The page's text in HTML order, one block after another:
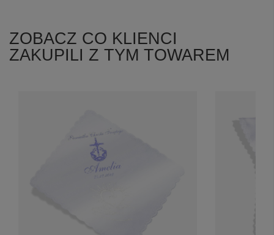
ZOBACZ CO KLIENCI
ZAKUPILI Z TYM TOWAREM